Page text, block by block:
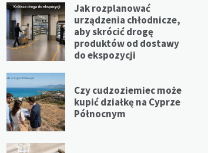
Jak rozplanować
urządzenia chłodnicze,
aby skrócić drogę
produktów od dostawy
do ekspozycji
Czy cudzoziemiec może
kupić działkę na Cyprze
Północnym